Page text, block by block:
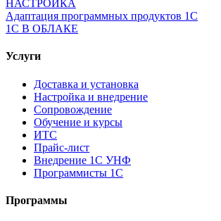
НАСТРОЙКА
Адаптация программных продуктов 1С
1С В ОБЛАКЕ
Услуги
Доставка и установка
Настройка и внедрение
Сопровождение
Обучение и курсы
ИТС
Прайс-лист
Внедрение 1С УНФ
Программисты 1С
Программы